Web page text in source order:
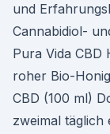
und
Cannabidiol-
Pura Vida
roher Bio-
CBD (100 ml)
zweimal täglich